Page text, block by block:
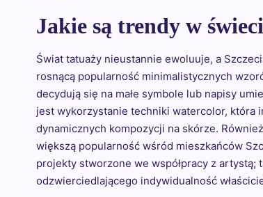
Jakie są trendy w
Świat tatuaży nieustannie ewoluuje, a
rosnącą popularność minimalistycznych
decydują się na małe symbole lub napisy
jest wykorzystanie techniki watercolor, która
dynamicznych kompozycji na skórze.
większą popularność wśród mieszkańców
projekty stworzone we współpracy z artystą;
odzwierciedlającego indywidualność